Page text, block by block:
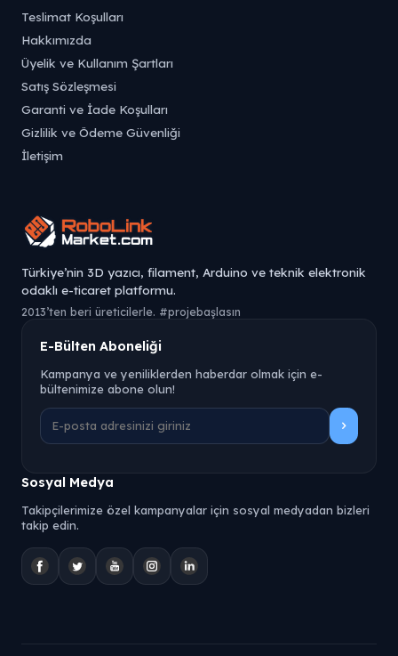
Teslimat Koşulları
Hakkımızda
Üyelik ve Kullanım Şartları
Satış Sözleşmesi
Garanti ve İade Koşulları
Gizlilik ve Ödeme Güvenliği
İletişim
Türkiye’nin 3D yazıcı, filament, Arduino ve teknik elektronik
odaklı e-ticaret platformu.
2013’ten beri üreticilerle. #projebaşlasın
E-Bülten Aboneliği
Kampanya ve yeniliklerden haberdar olmak için e-
bültenimize abone olun!
Sosyal Medya
Takipçilerimize özel kampanyalar için sosyal medyadan bizleri
takip edin.